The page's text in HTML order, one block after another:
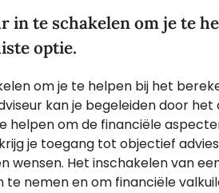
in te schakelen om je te
optie.
om je te helpen bij het
kan je begeleiden door
helpen om de financiële
je toegang tot objectief
wensen. Het inschakelen van
nemen en om financiële